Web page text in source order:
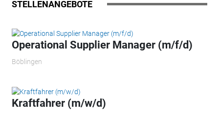
STELLENANGEBOTE
Operational Supplier Manager​ (m/f/d)
Böblingen
Kraftfahrer (m/w/d)